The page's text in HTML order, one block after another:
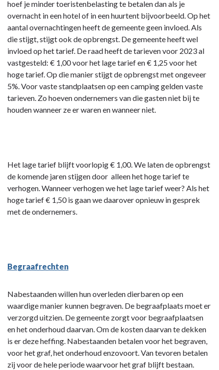
hoef je minder toeristenbelasting te betalen dan als je
overnacht in een hotel of in een huurtent bijvoorbeeld. Op het
aantal overnachtingen heeft de gemeente geen invloed. Als
die stijgt, stijgt ook de opbrengst. De gemeente heeft wel
invloed op het tarief. De raad heeft de tarieven voor 2023 al
vastgesteld: € 1,00 voor het lage tarief en € 1,25 voor het
hoge tarief. Op die manier stijgt de opbrengst met ongeveer
5%. Voor vaste standplaatsen op een camping gelden vaste
tarieven. Zo hoeven ondernemers van die gasten niet bij te
houden wanneer ze er waren en wanneer niet.
Het lage tarief blijft voorlopig € 1,00. We laten de opbrengst
de komende jaren stijgen door alleen het hoge tarief te
verhogen. Wanneer verhogen we het lage tarief weer? Als het
hoge tarief € 1,50 is gaan we daarover opnieuw in gesprek
met de ondernemers.
Begraafrechten
Nabestaanden willen hun overleden dierbaren op een
waardige manier kunnen begraven. De begraafplaats moet er
verzorgd uitzien. De gemeente zorgt voor begraafplaatsen
en het onderhoud daarvan. Om de kosten daarvan te dekken
is er deze heffing. Nabestaanden betalen voor het begraven,
voor het graf, het onderhoud enzovoort. Van tevoren betalen
zij voor de hele periode waarvoor het graf blijft bestaan.